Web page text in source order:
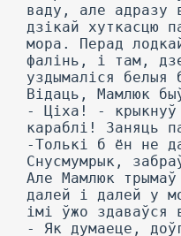
ваду, але адразу
дзікай хуткасцю
мора. Перад
фалінь, і там,
уздымаліся белыя
Відаць, Мамлюк
- Ціха! -
караблі! Заняць
-Толькі б ён не
Снусмумрык,
Але Мамлюк
далей і далей у
імі ўжо здаваўся
- Як думаеце,